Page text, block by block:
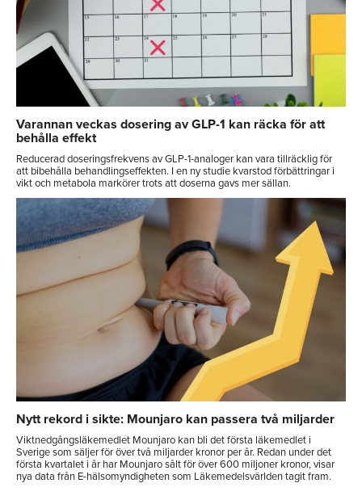
Varannan veckas dosering av GLP-1 kan räcka för att
behålla effekt
Reducerad doseringsfrekvens av GLP-1-analoger kan vara tillräcklig för
att bibehålla behandlingseffekten. I en ny studie kvarstod förbättringar i
vikt och metabola markörer trots att doserna gavs mer sällan.
Nytt rekord i sikte: Mounjaro kan passera två miljarder
Viktnedgångsläkemedlet Mounjaro kan bli det första läkemedlet i
Sverige som säljer för över två miljarder kronor per år. Redan under det
första kvartalet i år har Mounjaro sålt för över 600 miljoner kronor, visar
nya data från E-hälsomyndigheten som Läkemedelsvärlden tagit fram.